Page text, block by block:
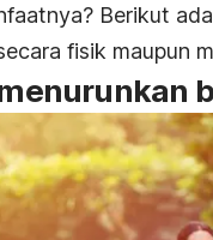
Berikut
fisik maupun